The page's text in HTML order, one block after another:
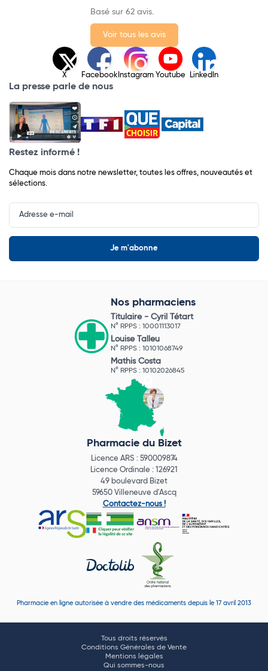
Basé sur 62 avis.
Voir tous les avis
X Facebook Instagram Youtube LinkedIn
La presse parle de nous
Restez informé !
Chaque mois dans notre newsletter, toutes les offres, nouveautés et
sélections.
Input
Newsletter
Nos pharmaciens
Titulaire - Cyril Tétart
N° RPPS : 10001113017
Louise Talleu
N° RPPS : 10101068749
Mathis Costa
N° RPPS : 10102026845
Pharmacie du Bizet
Licence ARS : 590009874
Licence Ordinale : 126921
49 boulevard Bizet
59650 Villeneuve d'Ascq
Contactez-nous !
Pharmacie en ligne autorisée à vendre des médicaments depuis le 17 avril 2013
Tous droits réservés
Conditions Générales de Vente
Mentions légales
Qui sommes-nous